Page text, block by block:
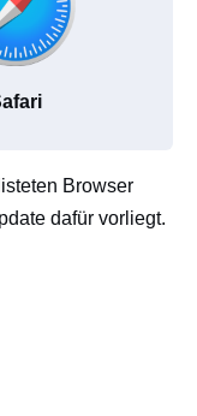
Browser
dafür vorliegt.